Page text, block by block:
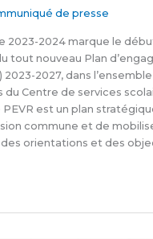
de presse
2023-2024 marque le
tout nouveau Plan
2023-2027, dans
du Centre de services
PEVR est un plan
commune et de
orientations et des